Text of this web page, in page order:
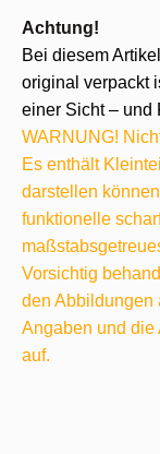
Achtung!
Bei diesem
original verpackt
einer Sicht – und
WARNUNG!
Es enthält
darstellen
funktionelle
Vorsichtig
den Abbildungen
Angaben und die
auf.